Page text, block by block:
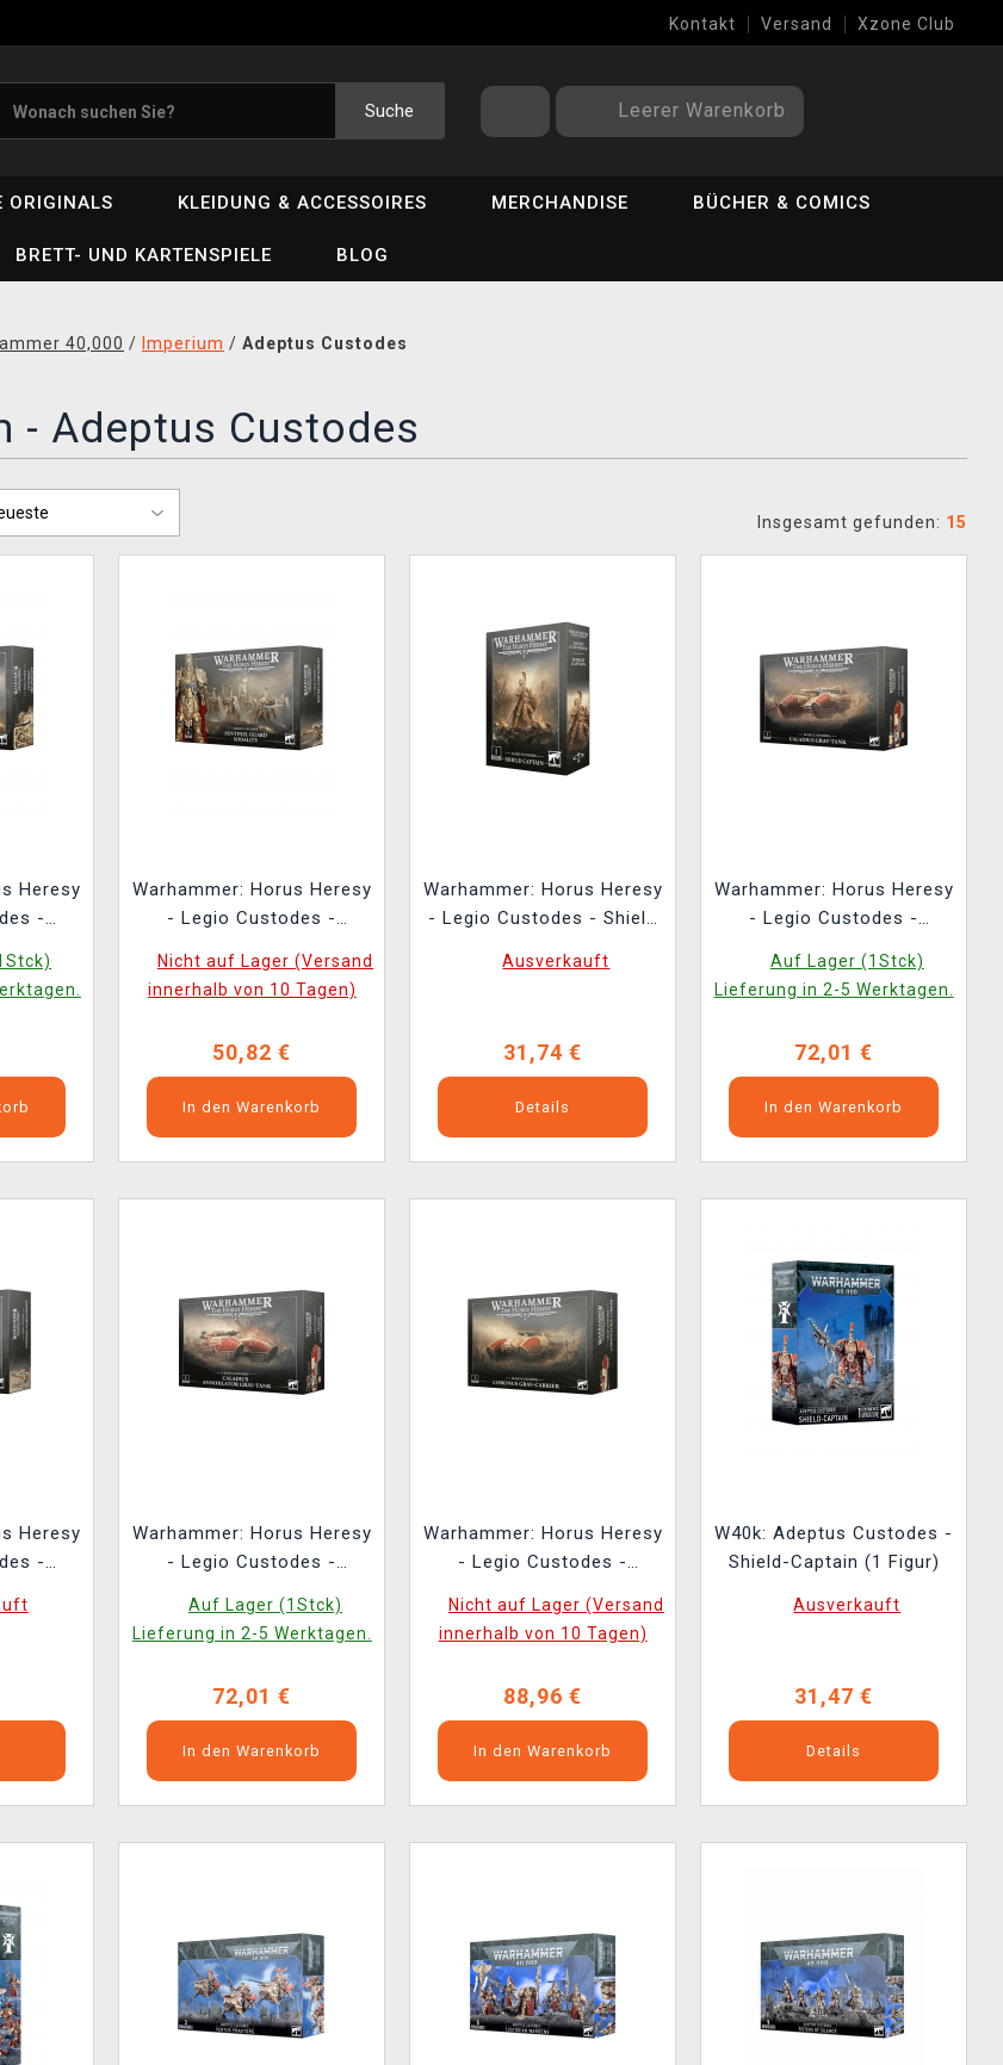
Kontakt Versand Xzone Club
Suche Leerer Warenkorb
ORIGINALS KLEIDUNG & ACCESSOIRES MERCHANDISE BÜCHER & COMICS
BRETT- UND KARTENSPIELE BLOG
40,000 / Imperium / Adeptus Custodes
- Adeptus Custodes
Insgesamt gefunden: 15
Heresy
-
Warhammer: Horus Heresy
- Legio Custodes -
Figuren)
Nicht auf Lager (Versand
innerhalb von 10 Tagen)
50,82 €
In den Warenkorb
Warhammer: Horus Heresy
- Legio Custodes - Shield
Ausverkauft
31,74 €
Details
Warhammer: Horus Heresy
- Legio Custodes -
Figur)
Auf Lager (1Stck)
Lieferung in 2-5 Werktagen.
72,01 €
In den Warenkorb
Heresy
-
Warhammer: Horus Heresy
- Legio Custodes -
Tank (1 Figur)
Auf Lager (1Stck)
Lieferung in 2-5 Werktagen.
72,01 €
In den Warenkorb
Warhammer: Horus Heresy
- Legio Custodes -
Figur)
Nicht auf Lager (Versand
innerhalb von 10 Tagen)
88,96 €
In den Warenkorb
W40k: Adeptus Custodes -
Shield-Captain (1 Figur)
Ausverkauft
31,47 €
Details